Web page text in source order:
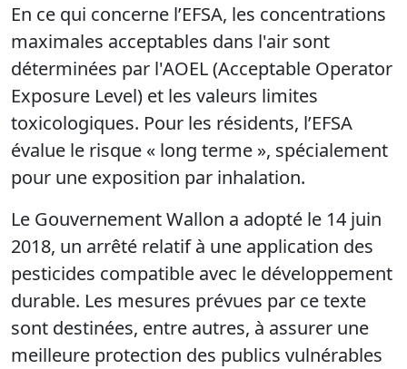
En ce qui concerne l’EFSA, les concentrations
maximales acceptables dans l'air sont
déterminées par l'AOEL (Acceptable Operator
Exposure Level) et les valeurs limites
toxicologiques. Pour les résidents, l’EFSA
évalue le risque « long terme », spécialement
pour une exposition par inhalation.
Le Gouvernement Wallon a adopté le 14 juin
2018, un arrêté relatif à une application des
pesticides compatible avec le développement
durable. Les mesures prévues par ce texte
sont destinées, entre autres, à assurer une
meilleure protection des publics vulnérables